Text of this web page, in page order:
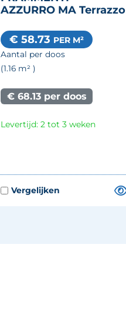
AZZURRO MA Terrazzo
€ 58.73 PER M²
Aantal per doos
(1.16 m² )
€ 68.13 per doos
Levertijd: 2 tot 3 weken